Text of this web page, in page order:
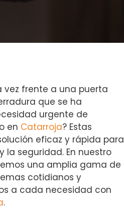
vez frente a una puerta
que se ha
urgente de
en Catarroja? Estas
eficaz y rápida para
seguridad. En nuestro
una amplia gama de
cotidianos y
a cada necesidad con
.